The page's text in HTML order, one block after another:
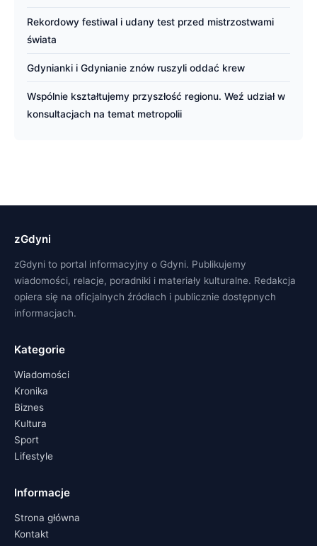
Rekordowy festiwal i udany test przed mistrzostwami
świata
Gdynianki i Gdynianie znów ruszyli oddać krew
Wspólnie kształtujemy przyszłość regionu. Weź udział w
konsultacjach na temat metropolii
zGdyni
zGdyni to portal informacyjny o Gdyni. Publikujemy
wiadomości, relacje, poradniki i materiały kulturalne. Redakcja
opiera się na oficjalnych źródłach i publicznie dostępnych
informacjach.
Kategorie
Wiadomości
Kronika
Biznes
Kultura
Sport
Lifestyle
Informacje
Strona główna
Kontakt